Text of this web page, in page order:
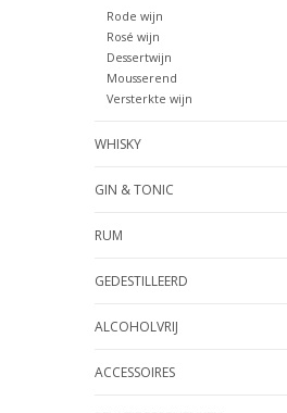
Rode wijn
Rosé wijn
Dessertwijn
Mousserend
Versterkte wijn
WHISKY
GIN & TONIC
RUM
GEDESTILLEERD
ALCOHOLVRIJ
ACCESSOIRES